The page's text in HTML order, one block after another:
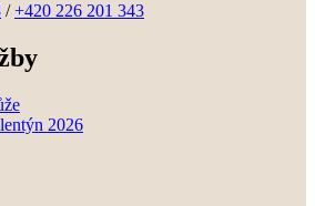
/+420 226 201 343
2026